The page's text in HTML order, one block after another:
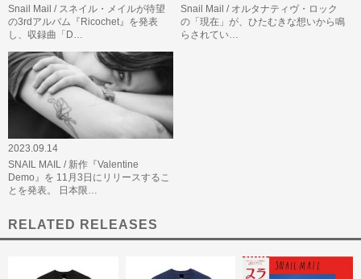
Snail Mail / スネイル・メイルが待望
の3rdアルバム『Ricochet』を発表
し、収録曲「D…
Snail Mail / オルタナティヴ・ロック
の「現在」が、ひたむきな想いから鳴
らされてい…
2023.09.14
SNAIL MAIL / 新作『Valentine
Demo』を 11月3日にリリースするこ
とを発表。 日本限…
RELATED RELEASES